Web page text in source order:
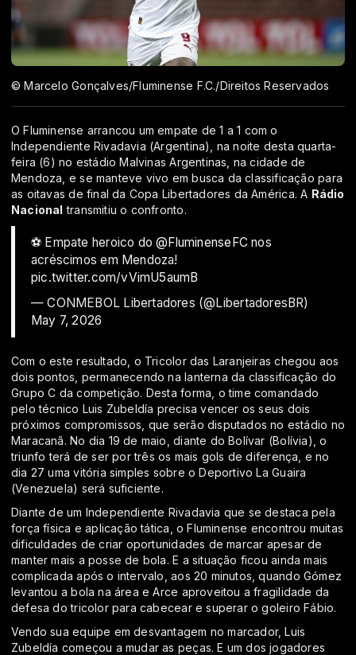
© Marcelo Gonçalves/Fluminense F.C./Direitos Reservados
O Fluminense arrancou um empate de 1 a 1 com o
Independiente Rivadavia (Argentina), na noite desta quarta-
feira (6) no estádio Malvinas Argentinas, na cidade de
Mendoza, e se manteve vivo em busca da classificação para
as oitavas de final da Copa Libertadores da América. A Rádio
Nacional transmitiu o confronto.
⚽ Empate heroico do@FluminenseFC nos
acréscimos em Mendoza!
pic.twitter.com/vVimU5aumB
— CONMEBOL Libertadores (@LibertadoresBR)
May 7, 2026
Com o este resultado, o Tricolor das Laranjeiras chegou aos
dois pontos, permanecendo na lanterna da classificação do
Grupo C da competição. Desta forma, o time comandado
pelo técnico Luis Zubeldía precisa vencer os seus dois
próximos compromissos, que serão disputados no estádio no
Maracanã. No dia 19 de maio, diante do Bolívar (Bolívia), o
triunfo terá de ser por três os mais gols de diferença, e no
dia 27 uma vitória simples sobre o Deportivo La Guaira
(Venezuela) será suficiente.
Diante de um Independiente Rivadavia que se destaca pela
força física e aplicação tática, o Fluminense encontrou muitas
dificuldades de criar oportunidades de marcar apesar de
manter mais a posse de bola. E a situação ficou ainda mais
complicada após o intervalo, aos 20 minutos, quando Gómez
levantou a bola na área e Arce aproveitou a fragilidade da
defesa do tricolor para cabecear e superar o goleiro Fábio.
Vendo sua equipe em desvantagem no marcador, Luis
Zubeldía começou a mudar as peças. E um dos jogadores